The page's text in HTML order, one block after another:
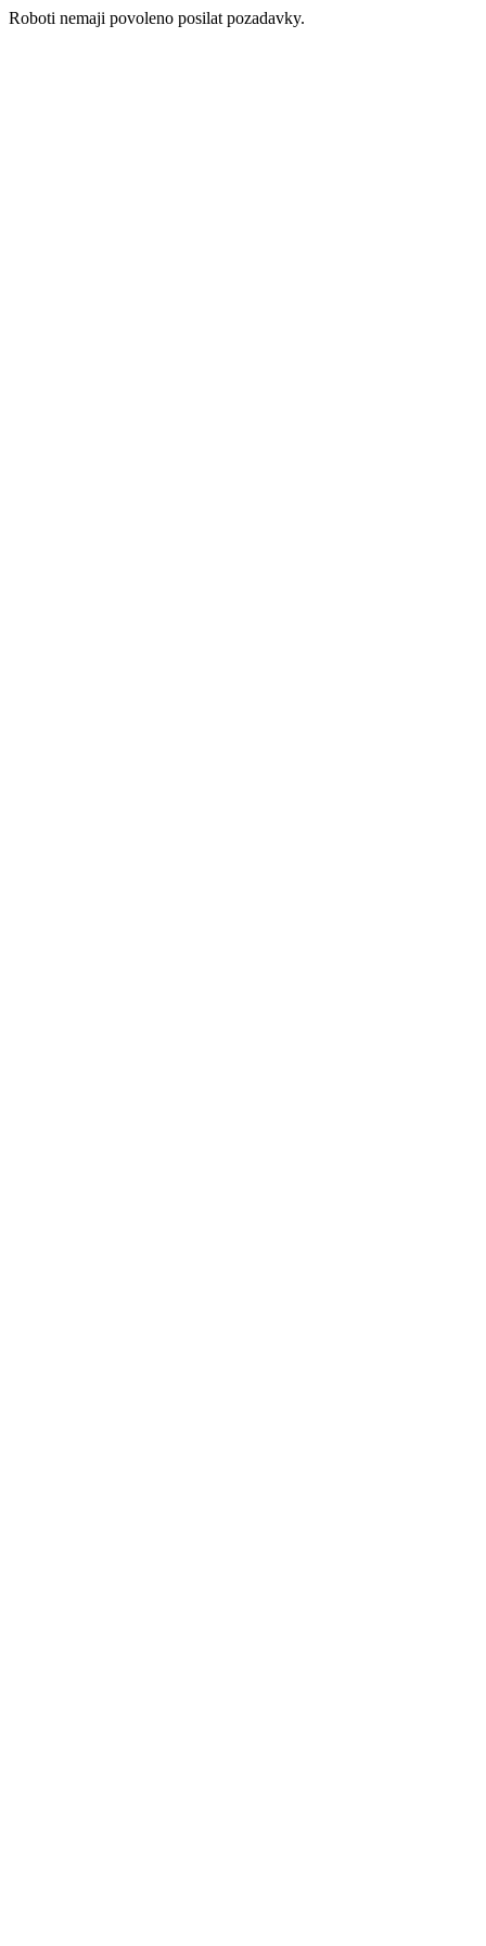
Roboti nemaji povoleno posilat pozadavky.